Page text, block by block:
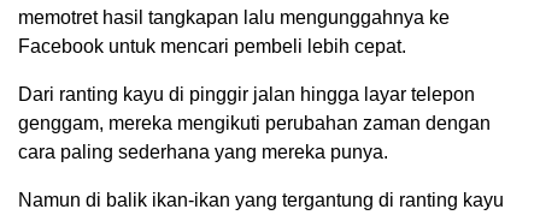
memotret hasil tangkapan lalu mengunggahnya ke
Facebook untuk mencari pembeli lebih cepat.
Dari ranting kayu di pinggir jalan hingga layar telepon
genggam, mereka mengikuti perubahan zaman dengan
cara paling sederhana yang mereka punya.
Namun di balik ikan-ikan yang tergantung di ranting kayu